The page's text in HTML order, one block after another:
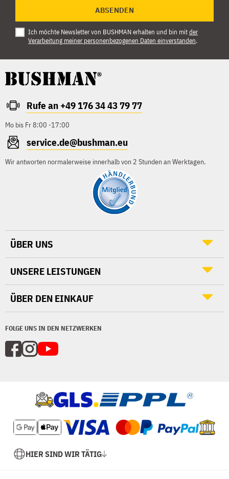
ABSENDEN
Ich möchte Newsletter von BUSHMAN erhalten und bin mitder
Verarbeitung meiner personenbezogenen Daten einverstanden.
Rufe an +49 176 34 43 79 77
Mo bis Fr 8:00 -17:00
service.de@bushman.eu
Wir antworten normalerweise innerhalb von 2 Stunden an Werktagen.
FOLGE UNS IN DEN NETZWERKEN
ÜBER UNS
UNSERE LEISTUNGEN
ÜBER DEN EINKAUF
HIER SIND WIR TÄTIG